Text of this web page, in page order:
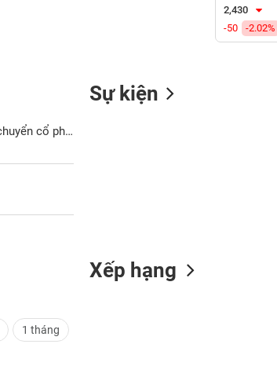
2,430
-50
-2.02%
Đấu giá Du lịch An Giang: Nhà đầu tư đặt mua giá cao nhất nhưng SCIC không chuyển cổ phần
Sự kiện
1 tháng
Xếp hạng